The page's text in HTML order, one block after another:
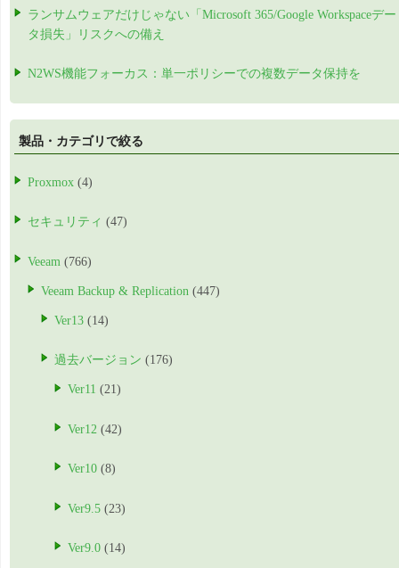
ランサムウェアだけじゃない「Microsoft 365/Google Workspaceデー
タ損失」リスクへの備え
N2WS機能フォーカス：単一ポリシーでの複数データ保持を
製品・カテゴリで絞る
Proxmox (4)
セキュリティ (47)
Veeam (766)
Veeam Backup & Replication (447)
Ver13 (14)
過去バージョン (176)
Ver11 (21)
Ver12 (42)
Ver10 (8)
Ver9.5 (23)
Ver9.0 (14)